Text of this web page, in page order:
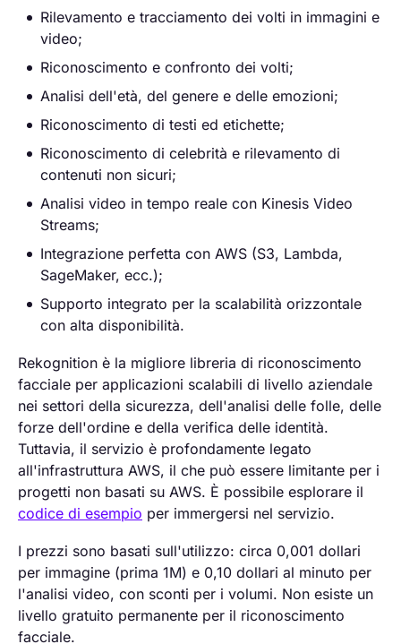
Rilevamento e tracciamento dei volti in immagini e
video;
Riconoscimento e confronto dei volti;
Analisi dell'età, del genere e delle emozioni;
Riconoscimento di testi ed etichette;
Riconoscimento di celebrità e rilevamento di
contenuti non sicuri;
Analisi video in tempo reale con Kinesis Video
Streams;
Integrazione perfetta con AWS (S3, Lambda,
SageMaker, ecc.);
Supporto integrato per la scalabilità orizzontale
con alta disponibilità.
Rekognition è la migliore libreria di riconoscimento
facciale per applicazioni scalabili di livello aziendale
nei settori della sicurezza, dell'analisi delle folle, delle
forze dell'ordine e della verifica delle identità.
Tuttavia, il servizio è profondamente legato
all'infrastruttura AWS, il che può essere limitante per i
progetti non basati su AWS. È possibile esplorare il
codice di esempio per immergersi nel servizio.
I prezzi sono basati sull'utilizzo: circa 0,001 dollari
per immagine (prima 1M) e 0,10 dollari al minuto per
l'analisi video, con sconti per i volumi. Non esiste un
livello gratuito permanente per il riconoscimento
facciale.